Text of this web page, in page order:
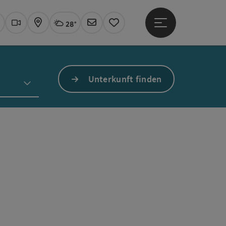
Webcams
KarteAktuelles Wetter Linz, wolkig
28°
Newsletter
Merkzettel
Hauptmenü öffnen
Unterkunft finden